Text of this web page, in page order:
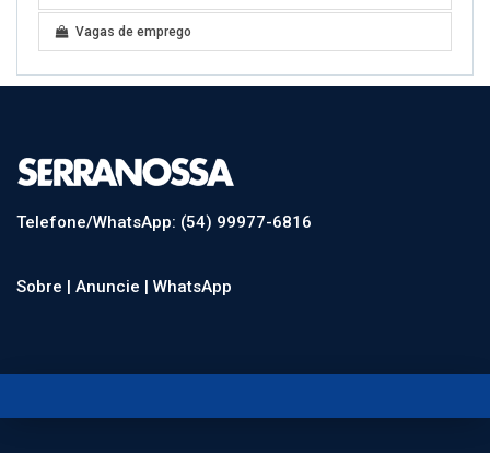
Vagas de emprego
Telefone/WhatsApp: (54) 99977-6816
Sobre | Anuncie | WhatsApp